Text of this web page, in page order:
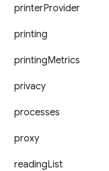
printerProvider
printing
printingMetrics
privacy
processes
proxy
readingList